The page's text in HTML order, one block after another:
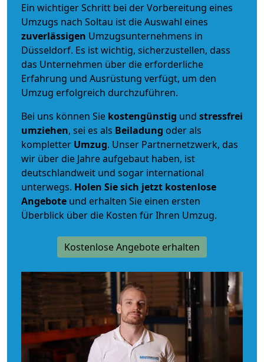
Ein wichtiger Schritt bei der Vorbereitung eines
Umzugs nach Soltau ist die Auswahl eines
zuverlässigen Umzugsunternehmens in
Düsseldorf. Es ist wichtig, sicherzustellen, dass
das Unternehmen über die erforderliche
Erfahrung und Ausrüstung verfügt, um den
Umzug erfolgreich durchzuführen.
Bei uns können Sie kostengünstig und stressfrei
umziehen, sei es als Beiladung oder als
kompletter Umzug. Unser Partnernetzwerk, das
wir über die Jahre aufgebaut haben, ist
deutschlandweit und sogar international
unterwegs. Holen Sie sich jetzt kostenlose
Angebote und erhalten Sie einen ersten
Überblick über die Kosten für Ihren Umzug.
Kostenlose Angebote erhalten